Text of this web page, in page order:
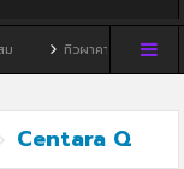
ทิวผาคาเฟ่
Centara Q